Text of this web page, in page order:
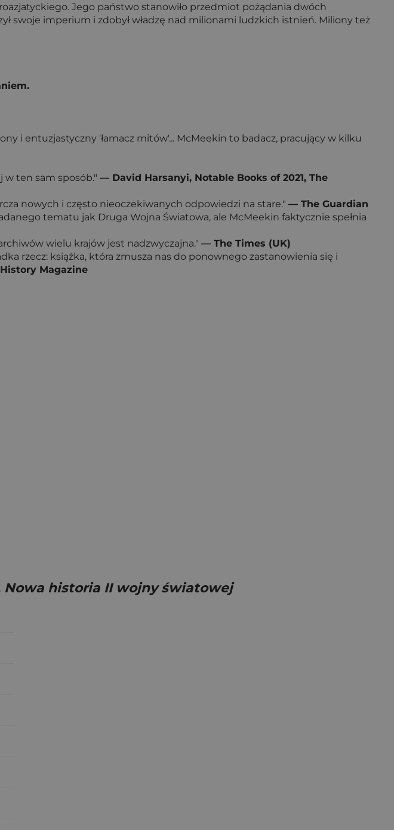
Jego państwo stanowiło przedmiot pożądania dwóch
swoje imperium i zdobył władzę nad milionami ludzkich istnień. Miliony też
i entuzjastyczny 'łamacz mitów'... McMeekin to badacz, pracujący w kilku
w ten sam sposób." — David Harsanyi, Notable Books of 2021, The
nowych i często nieoczekiwanych odpowiedzi na stare." — The Guardian
tematu jak Druga Wojna Światowa, ale McMeekin faktycznie spełnia
wielu krajów jest nadzwyczajna." — The Times (UK)
rzecz: książka, która zmusza nas do ponownego zastanowienia się i
Magazine
Nowa historia II wojny światowej